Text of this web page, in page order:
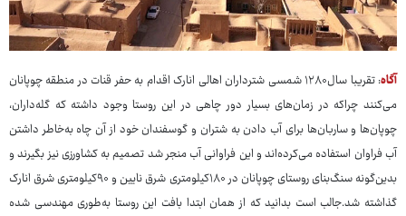
آگاه
: تقریبا سال۱۲۸۰ شمسی شترداران اهالی انارک اقدام به حفر قنات در منطقه چوپانان
می‌کنند چراکه در زمان‌های بسیار دور چاهی در این روستا وجود داشته که گله‌داران،
چوپان‌ها و ساربان‌ها برای آب دادن به شتران و گوسفندان خود از آن چاه به‌خاطر داشتن
آب فراوان استفاده می‌کرده‌اند و این فراوانی آب منجر شد تصمیم به کشاورزی نیز بگیرند و
بدین‌گونه سنگ‌بنای روستای چوپانان در ۱۸۰کیلومتری شرق نایین و ۹۰کیلومتری شرق انارک
گذاشته شد.جالب است بدانید که از همان ابتدا بافت این روستا به‌طوری مهندسی شده